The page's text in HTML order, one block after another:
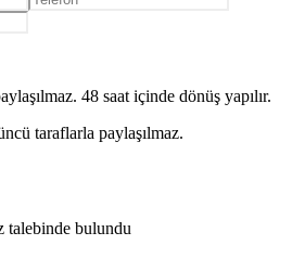
48 saat içinde dönüş yapılır.
taraflarla paylaşılmaz.
talebinde bulundu